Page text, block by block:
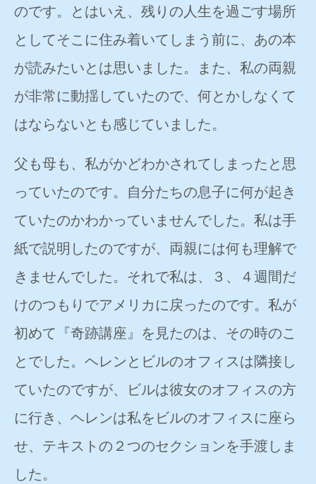
のです。とはいえ、残りの人生を過ごす場所
としてそこに住み着いてしまう前に、あの本
が読みたいとは思いました。また、私の両親
が非常に動揺していたので、何とかしなくて
はならないとも感じていました。
父も母も、私がかどわかされてしまったと思
っていたのです。自分たちの息子に何が起き
ていたのかわかっていませんでした。私は手
紙で説明したのですが、両親には何も理解で
きませんでした。それで私は、３、４週間だ
けのつもりでアメリカに戻ったのです。私が
初めて『奇跡講座』を見たのは、その時のこ
とでした。ヘレンとビルのオフィスは隣接し
ていたのですが、ビルは彼女のオフィスの方
に行き、ヘレンは私をビルのオフィスに座ら
せ、テキストの２つのセクションを手渡しま
した。